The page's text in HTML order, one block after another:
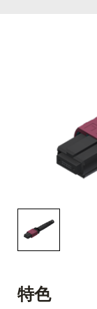
活动信息
特色